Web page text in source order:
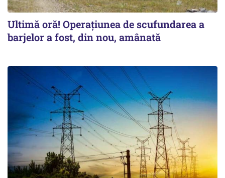
Ultimă oră! Operațiunea de scufundarea a
barjelor a fost, din nou, amânată